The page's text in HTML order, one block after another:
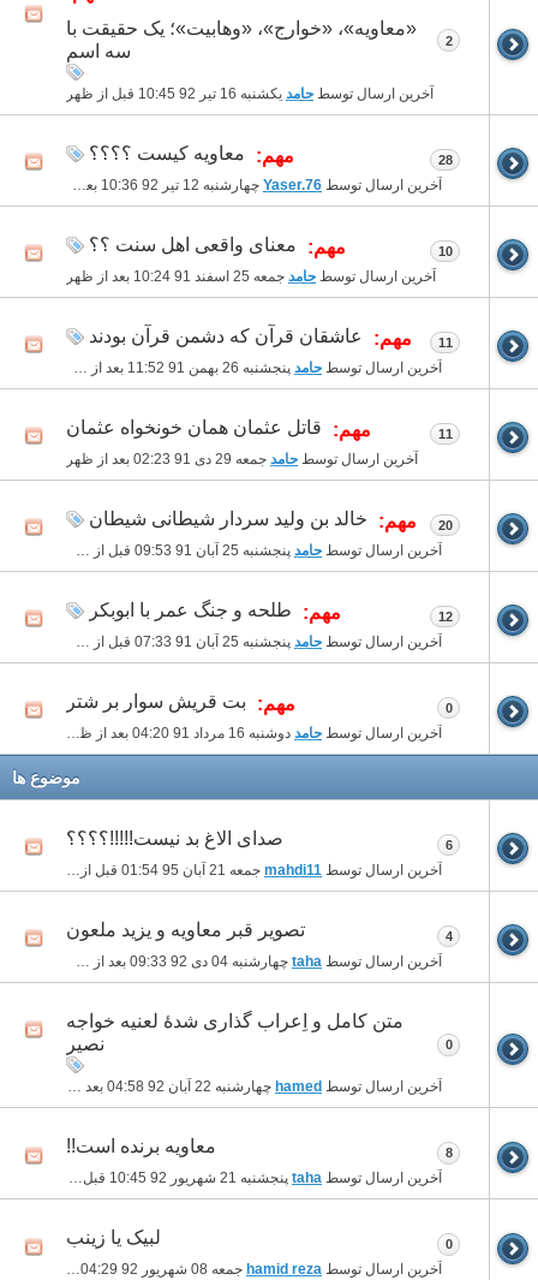
«معاویه»، «خوارج»، «وهابیت»؛ یک حقیقت با
سه اسم
آخرین ارسال توسط حامد یکشنبه 16 تیر 92 10:45 قبل از ظهر
2
مهم: معاویه کیست ؟؟؟؟
آخرین ارسال توسط Yaser.76 چهارشنبه 12 تیر 92 10:36 بعد از ظهر
28
مهم: معنای واقعی اهل سنت ؟؟
آخرین ارسال توسط حامد جمعه 25 اسفند 91 10:24 بعد از ظهر
10
مهم: عاشقان قرآن که دشمن قرآن بودند
آخرین ارسال توسط حامد پنجشنبه 26 بهمن 91 11:52 بعد از ظهر
11
مهم: قاتل عثمان همان خونخواه عثمان
آخرین ارسال توسط حامد جمعه 29 دی 91 02:23 بعد از ظهر
11
مهم: خالد بن ولید سردار شیطانی شیطان
آخرین ارسال توسط حامد پنجشنبه 25 آبان 91 09:53 قبل از ظهر
20
مهم: طلحه و جنگ عمر با ابوبکر
آخرین ارسال توسط حامد پنجشنبه 25 آبان 91 07:33 قبل از ظهر
12
مهم: بت قریش سوار بر شتر
آخرین ارسال توسط حامد دوشنبه 16 مرداد 91 04:20 بعد از ظهر
0
موضوع ها
صدای الاغ بد نیست!!!!!؟؟؟؟
آخرین ارسال توسط mahdi11 جمعه 21 آبان 95 01:54 قبل از ظهر
6
تصویر قبر معاویه و یزید ملعون
آخرین ارسال توسط taha چهارشنبه 04 دی 92 09:33 بعد از ظهر
4
متن کامل و اِعراب گذاری شدۀ لعنیه خواجه
نصیر
آخرین ارسال توسط hamed چهارشنبه 22 آبان 92 04:58 بعد از ظهر
0
معاویه برنده است!!
آخرین ارسال توسط taha پنجشنبه 21 شهریور 92 10:45 قبل از ظهر
8
لبیک یا زینب
آخرین ارسال توسط hamid reza جمعه 08 شهریور 92 04:29 بعد از ظهر
0